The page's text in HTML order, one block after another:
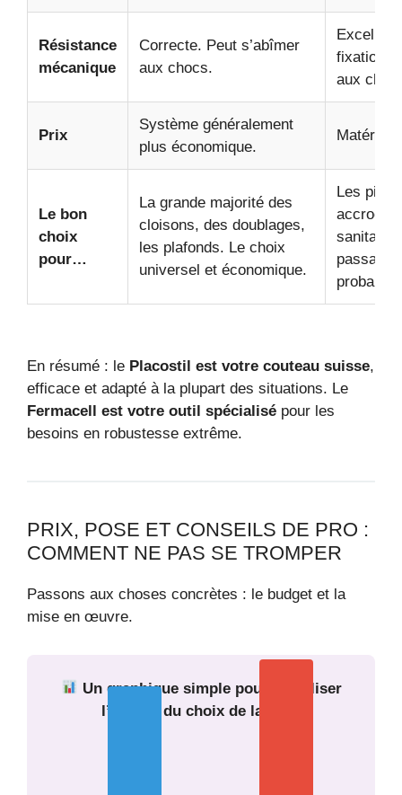
Résistance
mécanique
Correcte. Peut s’abîmer
aux chocs.
fixations
aux
Prix
Système généralement
plus économique.
Matériau
Le bon
choix
pour…
La grande majorité des
cloisons, des doublages,
les plafonds. Le choix
universel et économique.
Les
passage
En résumé : le Placostil est votre couteau suisse,
efficace et adapté à la plupart des situations. Le
Fermacell est votre outil spécialisé pour les
besoins en robustesse extrême.
PRIX, POSE ET CONSEILS DE PRO :
COMMENT NE PAS SE TROMPER
Passons aux choses concrètes : le budget et la
mise en œuvre.
Un graphique simple pour visualiser
l’impact du choix de la pose